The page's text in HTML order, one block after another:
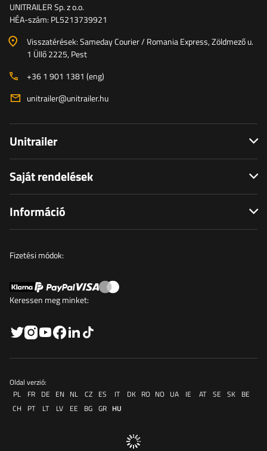
UNITRAILER Sp. z o.o.
HÉA-szám: PL5213739921
Visszatérések: Sameday Courier / Romania Express, Zöldmező u.
1 Üllő 2225, Pest
+36 1 901 1381 (eng)
unitrailer@unitrailer.hu
Unitrailer
Saját rendelések
Információ
Fizetési módok:
Keressen meg minket:
Oldal verzió:
PL
FR DE EN NL CZ ES IT DK RO NO UA IE AT SE SK BE
CH
PT LT LV EE BG GR HU